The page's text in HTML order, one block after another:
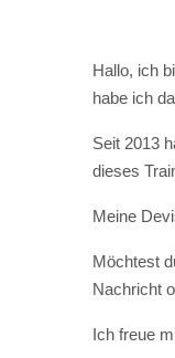
Hallo, ich
habe ich
Seit 2013
dieses
Meine
Möchtest
Nachricht
Ich freue